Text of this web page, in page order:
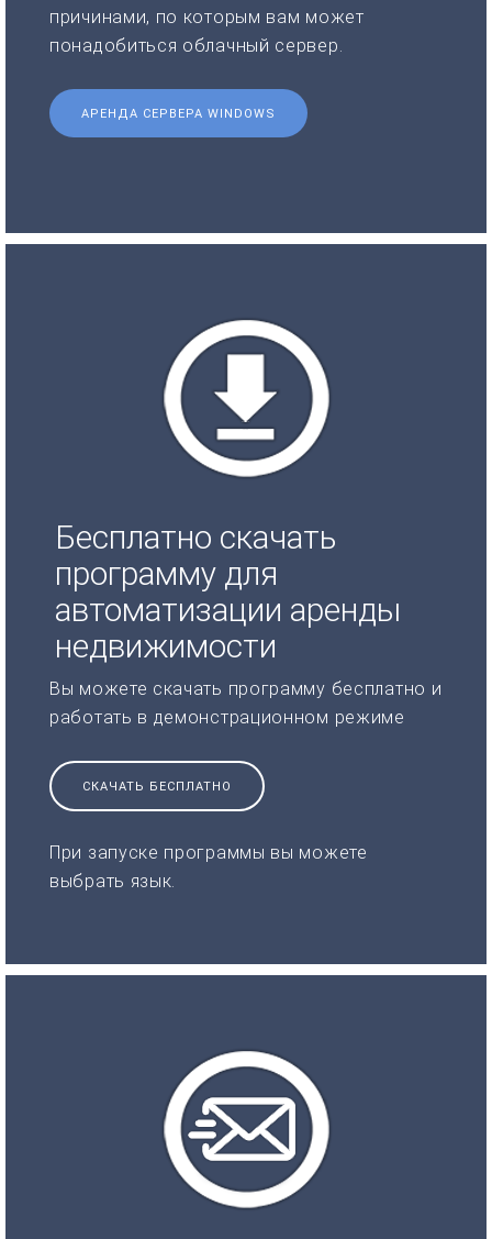
причинами, по которым вам может
понадобиться облачный сервер.
АРЕНДА СЕРВЕРА WINDOWS
Бесплатно скачать
программу для
автоматизации аренды
недвижимости
Вы можете скачать программу бесплатно и
работать в демонстрационном режиме
СКАЧАТЬ БЕСПЛАТНО
При запуске программы вы можете
выбрать язык.